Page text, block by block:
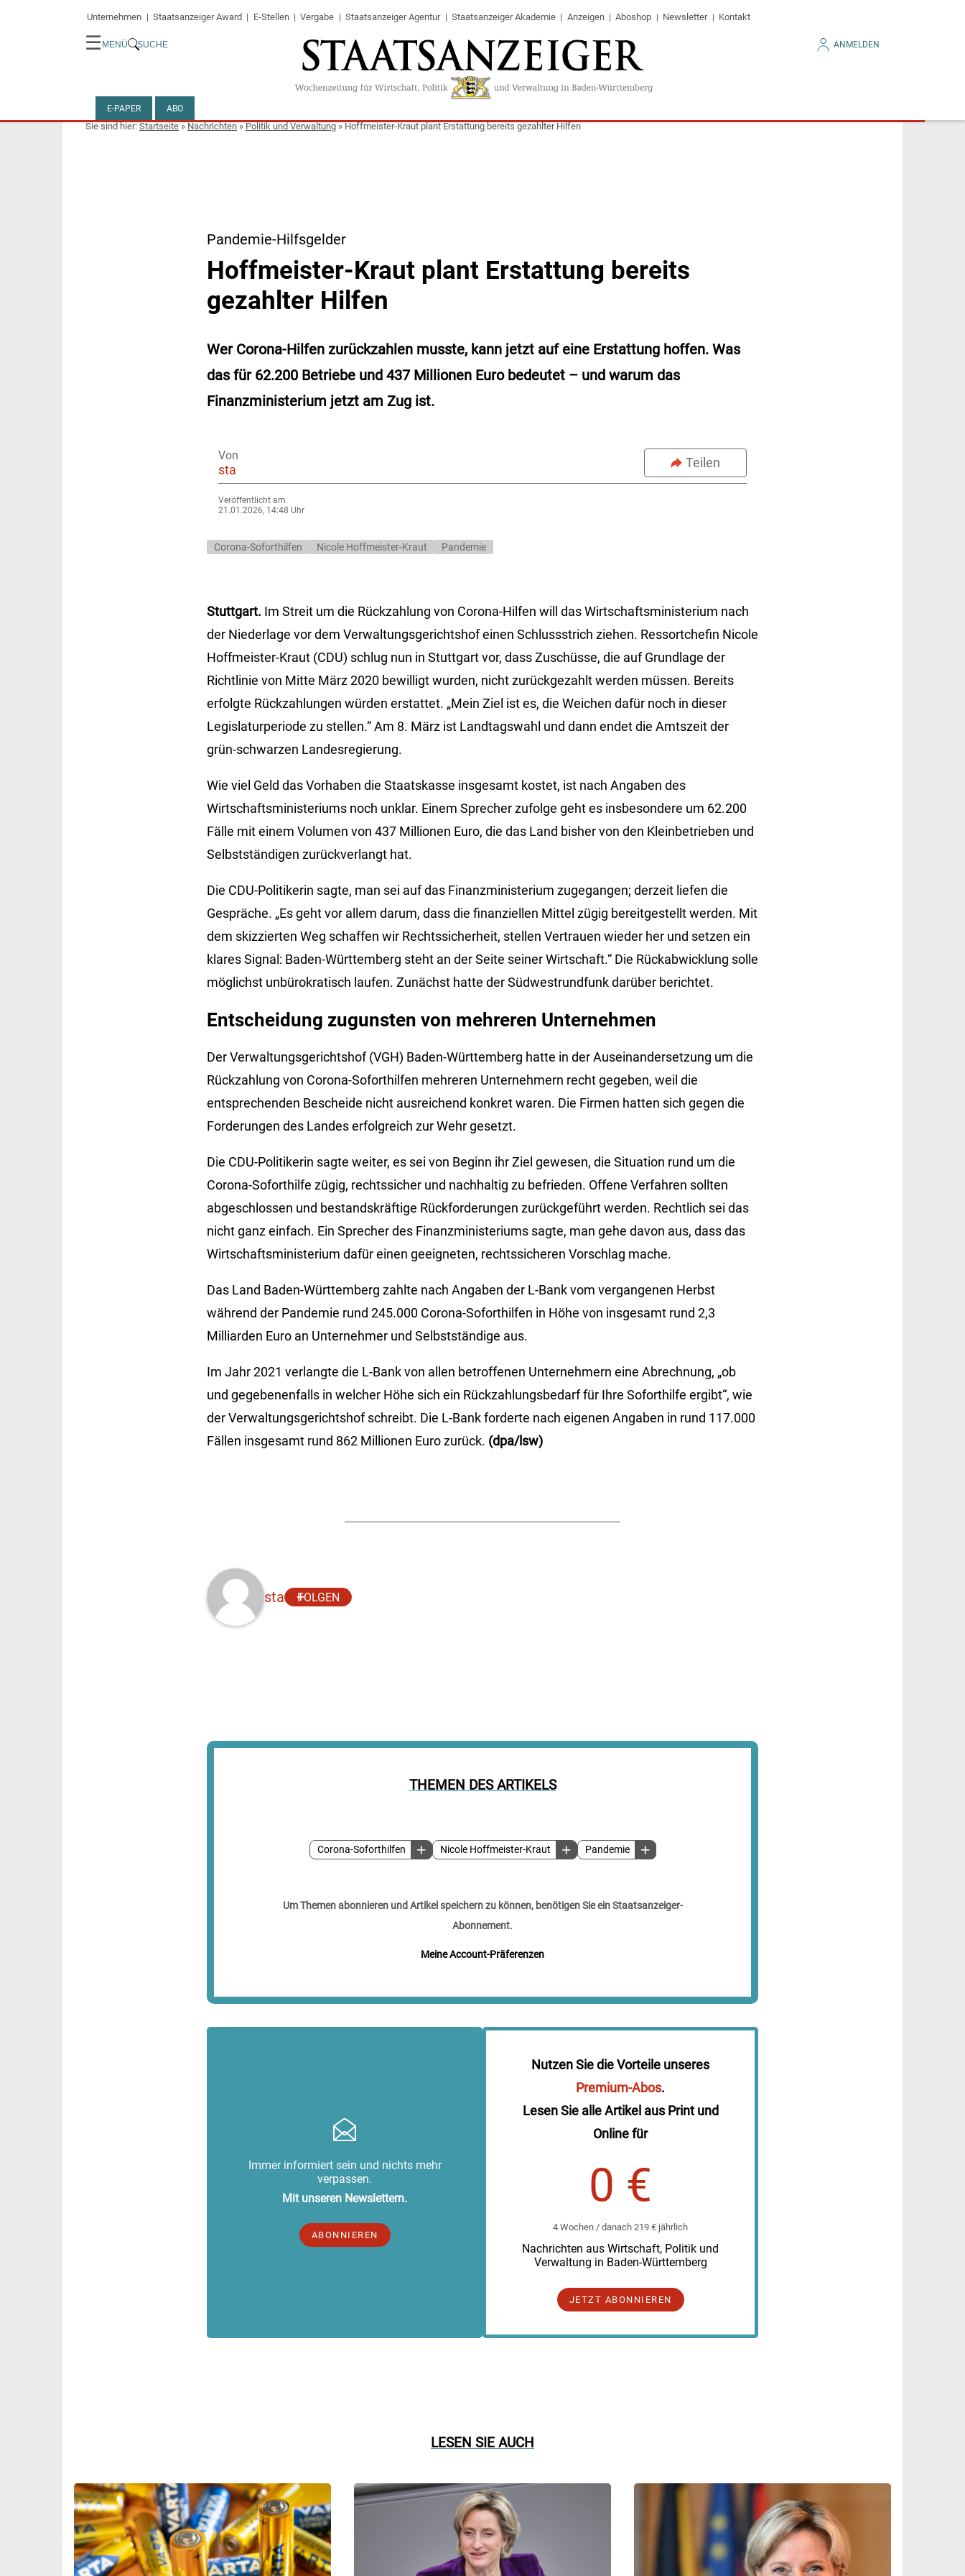
Unternehmen Staatsanzeiger Award E-Stellen Vergabe Staatsanzeiger Agentur Staatsanzeiger Akademie Anzeigen Aboshop Newsletter Kontakt
☰ MENÜ SUCHE ANMELDEN
E-PAPER ABO
Startseite»Nachrichten»Politik und Verwaltung»Hoffmeister-Kraut plant Erstattung bereits gezahlter Hilfen
THEMEN DES ARTIKELS
Corona-Soforthilfen Nicole Hoffmeister-Kraut Pandemie
Um Themen abonnieren und Artikel speichern zu können, benötigen Sie ein Staatsanzeiger-
Abonnement.
Meine Account-Präferenzen
Pandemie-Hilfsgelder
Hoffmeister-Kraut plant Erstattung bereits
gezahlter Hilfen
Wer Corona-Hilfen zurückzahlen musste, kann jetzt auf eine Erstattung hoffen. Was
das für 62.200 Betriebe und 437 Millionen Euro bedeutet – und warum das
Finanzministerium jetzt am Zug ist.
Von
sta Teilen
Veröffentlicht am
21.01.2026, 14:48 Uhr
Corona-Soforthilfen Nicole Hoffmeister-Kraut Pandemie
Stuttgart. Im Streit um die Rückzahlung von Corona-Hilfen will das Wirtschaftsministerium nach
der Niederlage vor dem Verwaltungsgerichtshof einen Schlussstrich ziehen. Ressortchefin Nicole
Hoffmeister-Kraut (CDU) schlug nun in Stuttgart vor, dass Zuschüsse, die auf Grundlage der
Richtlinie von Mitte März 2020 bewilligt wurden, nicht zurückgezahlt werden müssen. Bereits
erfolgte Rückzahlungen würden erstattet. „Mein Ziel ist es, die Weichen dafür noch in dieser
Legislaturperiode zu stellen.“ Am 8. März ist Landtagswahl und dann endet die Amtszeit der
grün-schwarzen Landesregierung.
Wie viel Geld das Vorhaben die Staatskasse insgesamt kostet, ist nach Angaben des
Wirtschaftsministeriums noch unklar. Einem Sprecher zufolge geht es insbesondere um 62.200
Fälle mit einem Volumen von 437 Millionen Euro, die das Land bisher von den Kleinbetrieben und
Selbstständigen zurückverlangt hat.
Die CDU-Politikerin sagte, man sei auf das Finanzministerium zugegangen; derzeit liefen die
Gespräche. „Es geht vor allem darum, dass die finanziellen Mittel zügig bereitgestellt werden. Mit
dem skizzierten Weg schaffen wir Rechtssicherheit, stellen Vertrauen wieder her und setzen ein
klares Signal: Baden-Württemberg steht an der Seite seiner Wirtschaft.“ Die Rückabwicklung solle
möglichst unbürokratisch laufen. Zunächst hatte der Südwestrundfunk darüber berichtet.
Entscheidung zugunsten von mehreren Unternehmen
Der Verwaltungsgerichtshof (VGH) Baden-Württemberg hatte in der Auseinandersetzung um die
Rückzahlung von Corona-Soforthilfen mehreren Unternehmern recht gegeben, weil die
entsprechenden Bescheide nicht ausreichend konkret waren. Die Firmen hatten sich gegen die
Forderungen des Landes erfolgreich zur Wehr gesetzt.
Die CDU-Politikerin sagte weiter, es sei von Beginn ihr Ziel gewesen, die Situation rund um die
Corona-Soforthilfe zügig, rechtssicher und nachhaltig zu befrieden. Offene Verfahren sollten
abgeschlossen und bestandskräftige Rückforderungen zurückgeführt werden. Rechtlich sei das
nicht ganz einfach. Ein Sprecher des Finanzministeriums sagte, man gehe davon aus, dass das
Wirtschaftsministerium dafür einen geeigneten, rechtssicheren Vorschlag mache.
Das Land Baden-Württemberg zahlte nach Angaben der L-Bank vom vergangenen Herbst
während der Pandemie rund 245.000 Corona-Soforthilfen in Höhe von insgesamt rund 2,3
Milliarden Euro an Unternehmer und Selbstständige aus.
Im Jahr 2021 verlangte die L-Bank von allen betroffenen Unternehmern eine Abrechnung, „ob
und gegebenenfalls in welcher Höhe sich ein Rückzahlungsbedarf für Ihre Soforthilfe ergibt“, wie
der Verwaltungsgerichtshof schreibt. Die L-Bank forderte nach eigenen Angaben in rund 117.000
Fällen insgesamt rund 862 Millionen Euro zurück. (dpa/lsw)
sta FOLGEN
Immer informiert sein und nichts mehr
verpassen.
Mit unseren Newslettern.
ABONNIEREN
Nutzen Sie die Vorteile unseres
Premium-Abos.
Lesen Sie alle Artikel aus Print und
Online für
0 €
4 Wochen / danach 219 € jährlich
Nachrichten aus Wirtschaft, Politik und
Verwaltung in Baden-Württemberg
JETZT ABONNIEREN
LESEN SIE AUCH